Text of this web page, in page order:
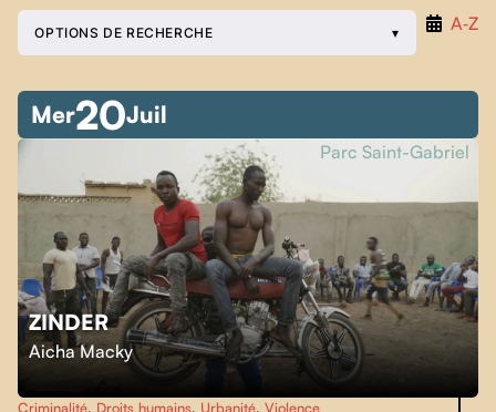
A‑Z
OPTIONS DE RECHERCHE
Mer20Juil
ZINDER
Aicha Macky
Parc Saint-Gabriel
Criminalité, Droits humains, Urbanité, Violence
Skip back to main navigation